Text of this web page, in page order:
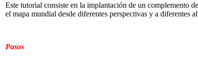
Este tutorial consiste en la implantación de un complemento
el mapa mundial desde diferentes perspectivas y a diferentes
Pasos